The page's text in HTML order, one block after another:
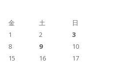
金 土 日
1 2
3
8 9
10
15 16
17